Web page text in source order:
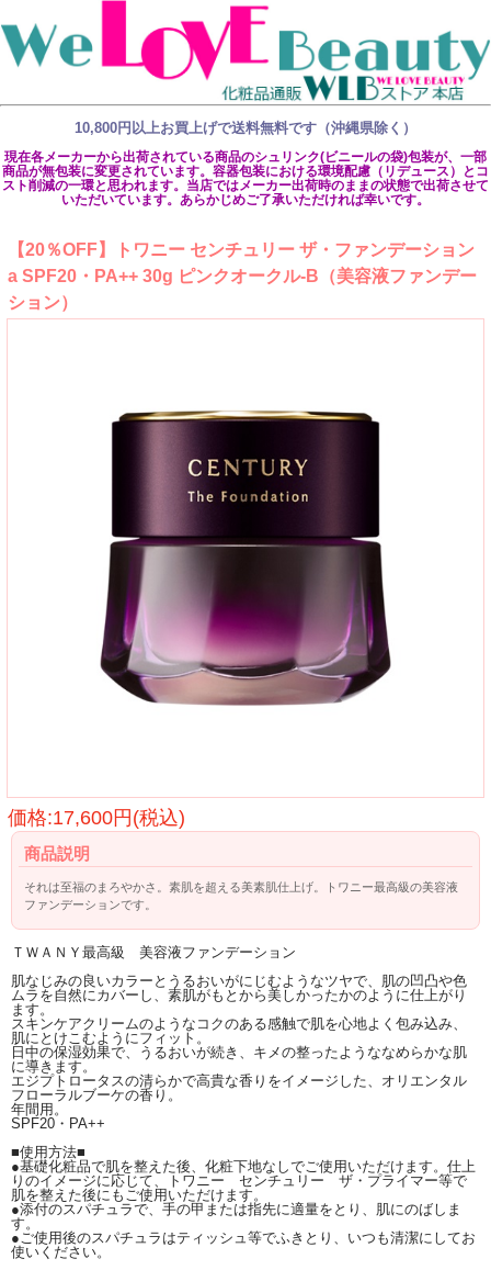
10,800円以上お買上げで送料無料です（沖縄県除く）
現在各メーカーから出荷されている商品のシュリンク(ビニールの袋)包装が、一部
商品が無包装に変更されています。容器包装における環境配慮（リデュース）とコ
スト削減の一環と思われます。当店ではメーカー出荷時のままの状態で出荷させて
いただいています。あらかじめご了承いただければ幸いです。
【20％OFF】トワニー センチュリー ザ・ファンデーション
a SPF20・PA++ 30g ピンクオークル-B（美容液ファンデー
ション）
価格:17,600円(税込)
商品説明
それは至福のまろやかさ。素肌を超える美素肌仕上げ。トワニー最高級の美容液
ファンデーションです。
ＴＷＡＮＹ最高級 美容液ファンデーション
肌なじみの良いカラーとうるおいがにじむようなツヤで、肌の凹凸や色
ムラを自然にカバーし、素肌がもとから美しかったかのように仕上がり
ます。
スキンケアクリームのようなコクのある感触で肌を心地よく包み込み、
肌にとけこむようにフィット。
日中の保湿効果で、うるおいが続き、キメの整ったようななめらかな肌
に導きます。
エジプトロータスの清らかで高貴な香りをイメージした、オリエンタル
フローラルブーケの香り。
年間用。
SPF20・PA++
■使用方法■
●基礎化粧品で肌を整えた後、化粧下地なしでご使用いただけます。仕上
りのイメージに応じて、トワニー センチュリー ザ・プライマー等で
肌を整えた後にもご使用いただけます。
●添付のスパチュラで、手の甲または指先に適量をとり、肌にのばしま
す。
●ご使用後のスパチュラはティッシュ等でふきとり、いつも清潔にしてお
使いください。